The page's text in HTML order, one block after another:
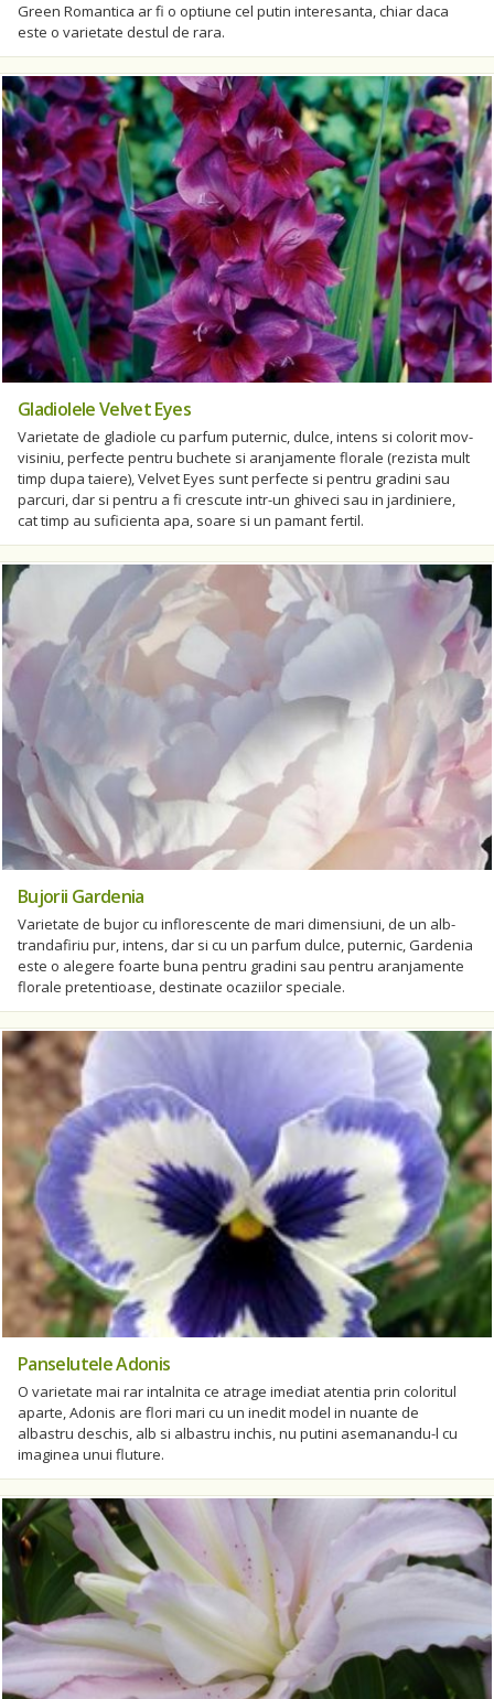
Green Romantica ar fi o optiune cel putin interesanta, chiar daca
este o varietate destul de rara.
Gladiolele Velvet Eyes
Varietate de gladiole cu parfum puternic, dulce, intens si colorit mov-
visiniu, perfecte pentru buchete si aranjamente florale (rezista mult
timp dupa taiere), Velvet Eyes sunt perfecte si pentru gradini sau
parcuri, dar si pentru a fi crescute intr-un ghiveci sau in jardiniere,
cat timp au suficienta apa, soare si un pamant fertil.
Bujorii Gardenia
Varietate de bujor cu inflorescente de mari dimensiuni, de un alb-
trandafiriu pur, intens, dar si cu un parfum dulce, puternic, Gardenia
este o alegere foarte buna pentru gradini sau pentru aranjamente
florale pretentioase, destinate ocaziilor speciale.
Panselutele Adonis
O varietate mai rar intalnita ce atrage imediat atentia prin coloritul
aparte, Adonis are flori mari cu un inedit model in nuante de
albastru deschis, alb si albastru inchis, nu putini asemanandu-l cu
imaginea unui fluture.